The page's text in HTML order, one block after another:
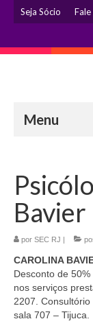
Seja Sócio
Menu
Bavier
por SEC RJ |
CAROLINA
Desconto de
nos serviços
2207.
sala 707 – Tijuca.